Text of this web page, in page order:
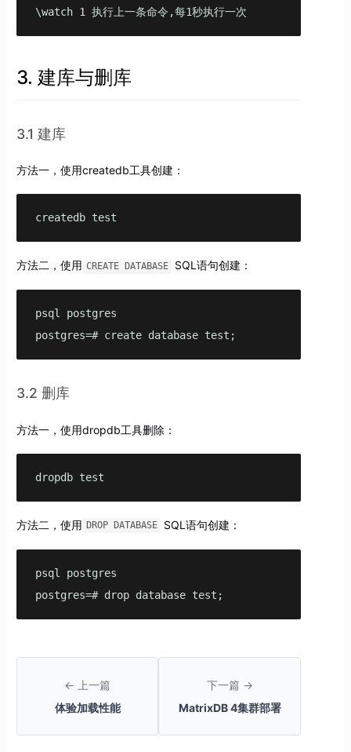
\watch 1 执行上一条命令,每1秒执行一次
3. 建库与删库
3.1 建库
方法一，使用createdb工具创建：
createdb test
方法二，使用 CREATE DATABASE SQL语句创建：
psql postgres
postgres=# create database test;
3.2 删库
方法一，使用dropdb工具删除：
dropdb test
方法二，使用 DROP DATABASE SQL语句创建：
psql postgres
postgres=# drop database test;
← 上一篇
体验加载性能
下一篇 →
MatrixDB 4集群部署